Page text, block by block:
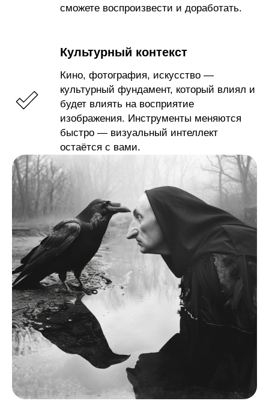
сможете воспроизвести и доработать.
Культурный контекст
Кино, фотография, искусство —
культурный фундамент, который влиял и
будет влиять на восприятие
изображения. Инструменты меняются
быстро — визуальный интеллект
остаётся с вами.